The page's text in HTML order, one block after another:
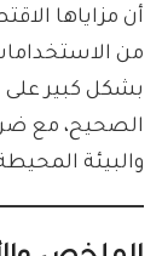
أن مزاياها
من
بشكل كبير على
الصحيح، مع
والبيئة